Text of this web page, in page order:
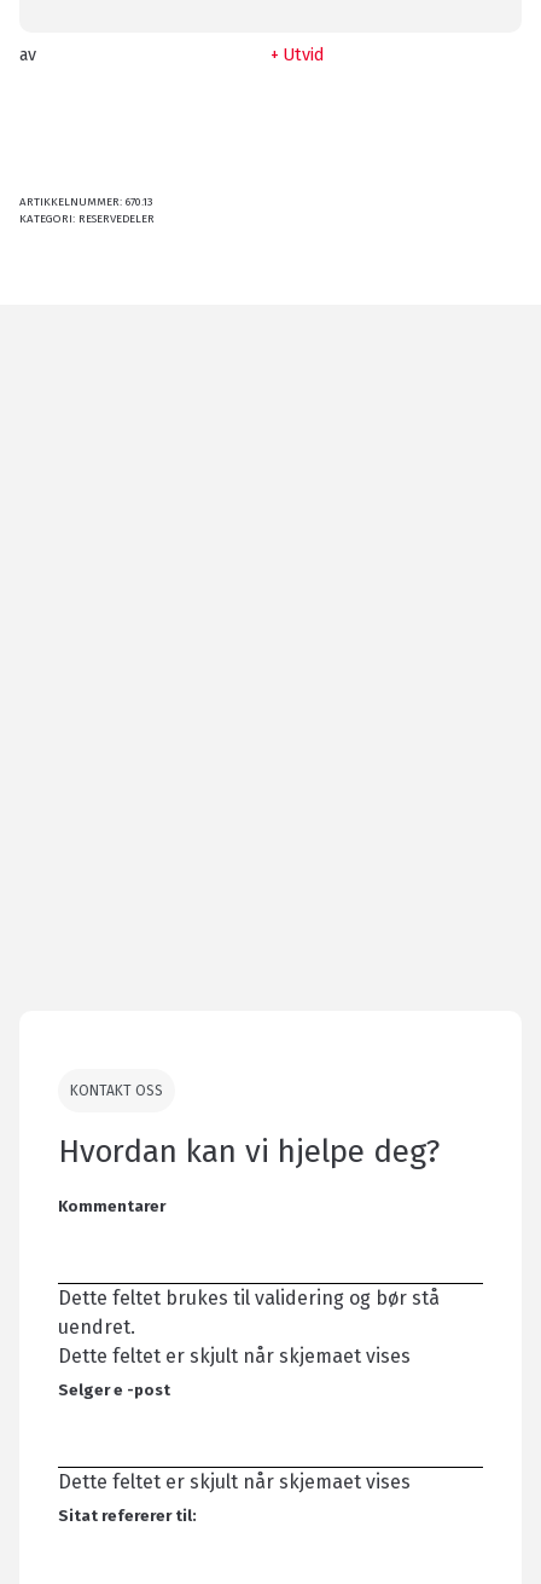
av Utvid
ARTIKKELNUMMER: 670.13
KATEGORI: RESERVEDELER
KONTAKT OSS
Hvordan kan vi hjelpe deg?
Kommentarer
Dette feltet brukes til validering og bør stå
uendret.
Dette feltet er skjult når skjemaet vises
Selger e -post
Dette feltet er skjult når skjemaet vises
Sitat refererer til: